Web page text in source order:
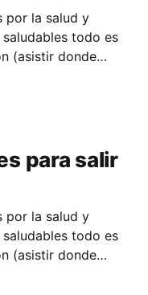
por la salud y
todo es
(asistir donde
para salir
por la salud y
todo es
(asistir donde